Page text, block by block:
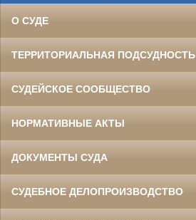
О СУДЕ
ТЕРРИТОРИАЛЬНАЯ ПОДСУДНОСТЬ
СУДЕЙСКОЕ СООБЩЕСТВО
НОРМАТИВНЫЕ АКТЫ
ДОКУМЕНТЫ СУДА
СУДЕБНОЕ ДЕЛОПРОИЗВОДСТВО